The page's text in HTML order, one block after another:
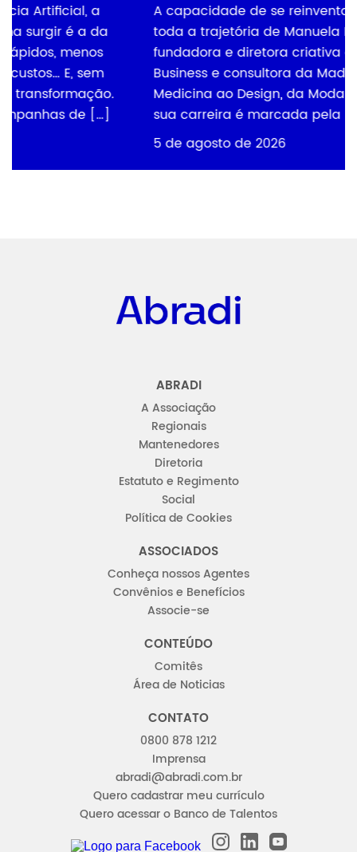
A capacidade de se reinventar acompanha
toda a trajetória de Manuela Bertoletti,
fundadora e diretora criativa da Ora Design &
Business e consultora da Madura Lab. Da
Medicina ao Design, da Moda ao Branding,
sua carreira é marcada pela busca […]
5 de agosto de 2026
ABRADI
A Associação
Regionais
Mantenedores
Diretoria
Estatuto e Regimento
Social
Política de Cookies
ASSOCIADOS
Conheça nossos Agentes
Convênios e Benefícios
Associe-se
CONTEÚDO
Comitês
Área de Noticias
CONTATO
0800 878 1212
Imprensa
abradi@abradi.com.br
Quero cadastrar meu currículo
Quero acessar o Banco de Talentos
INSTAGRAM
LINKEDINYOUTUBE